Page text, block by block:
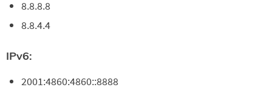
8.8.8.8
8.8.4.4
IPv6:
2001:4860:4860::8888